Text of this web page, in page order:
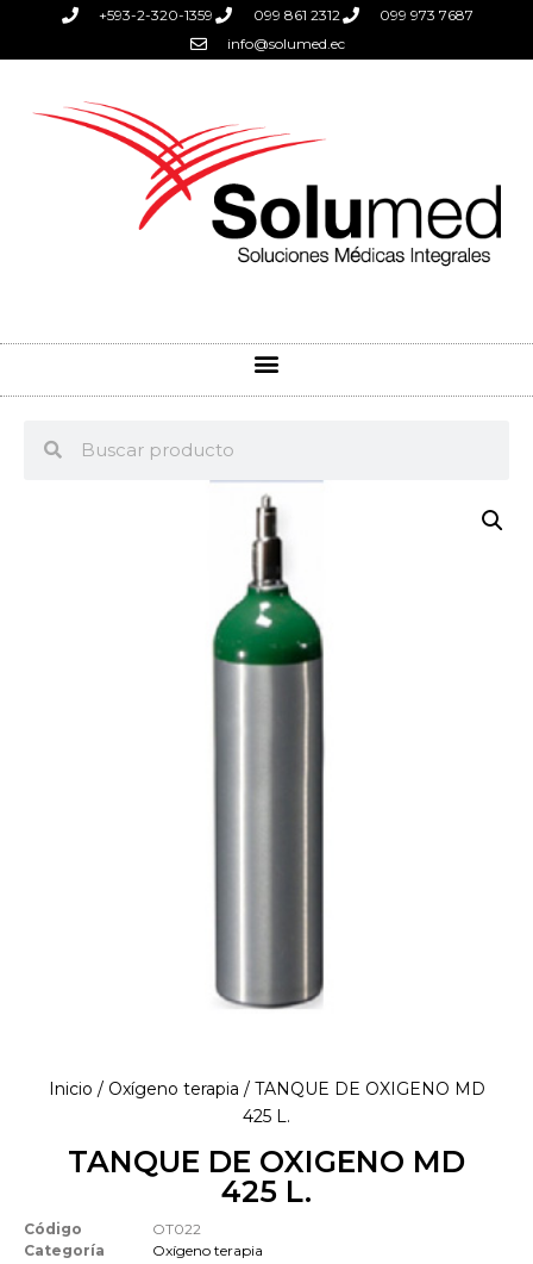
+593-2-320-1359 099 861 2312
099 973 7687
info@solumed.ec
Inicio / Oxígeno terapia / TANQUE DE OXIGENO MD
425 L.
TANQUE DE OXIGENO MD
425 L.
Código
OT022
Categoría
Oxígeno terapia